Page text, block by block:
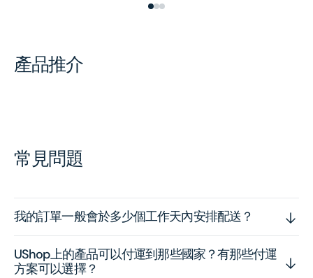
產品推介
常見問題
我的訂單一般會於多少個工作天內安排配送？
UShop上的產品可以付運到那些國家？有那些付運
方案可以選擇？